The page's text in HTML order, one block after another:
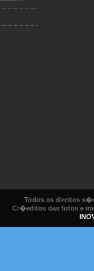
Todos os direitos
Cr�editos das fotos e